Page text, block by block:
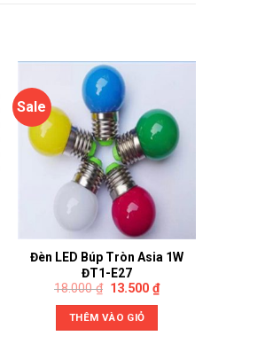
Sale
Đèn LED Búp Tròn Asia 1W
ĐT1-E27
18.000₫ 13.500₫
THÊM VÀO GIỎ